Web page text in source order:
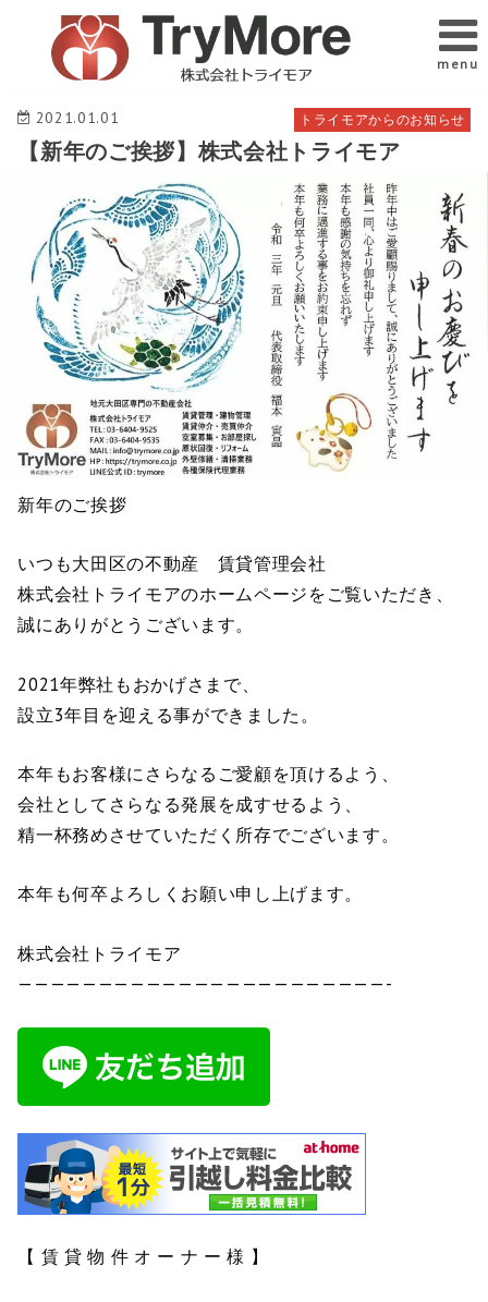
menu
トライモアからのお知らせ
2021.01.01
【新年のご挨拶】株式会社トライモア
新年のご挨拶
いつも大田区の不動産 賃貸管理会社
株式会社トライモアのホームページをご覧いただき、
誠にありがとうございます。
2021年弊社もおかげさまで、
設立3年目を迎える事ができました。
本年もお客様にさらなるご愛顧を頂けるよう、
会社としてさらなる発展を成すせるよう、
精一杯務めさせていただく所存でございます。
本年も何卒よろしくお願い申し上げます。
株式会社トライモア
———————————————————————-
【 賃 貸 物 件 オ ー ナ ー 様 】